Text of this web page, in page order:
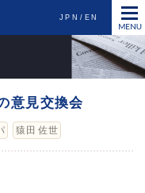
JPN EN
意見交換会
猿田 佐世